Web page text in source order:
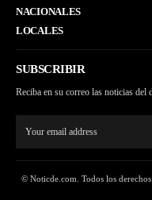
NACIONALES
LOCALES
SUBSCRIBIR
Reciba en su correo las noticias del
© Noticde.com. Todos los